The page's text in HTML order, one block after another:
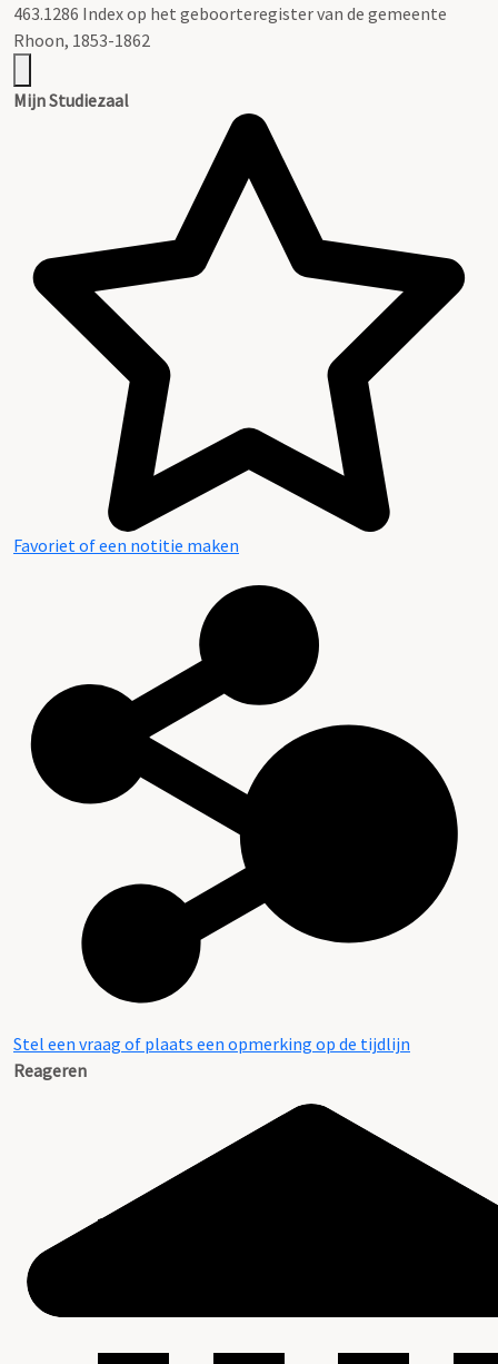
463.1286 Index op het geboorteregister van de gemeente
Rhoon, 1853-1862
Mijn Studiezaal
Favoriet of een notitie maken
Stel een vraag of plaats een opmerking op de tijdlijn
Reageren